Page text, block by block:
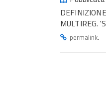
MULTIREG.
permalink.